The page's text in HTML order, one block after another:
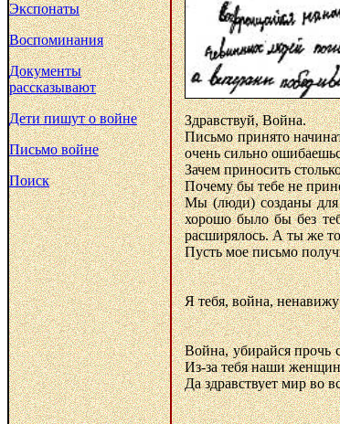
Экспонаты
Воспоминания
Документы
рассказывают
Дети пишут о войне
Письмо войне
Поиск
Здравствуй, Война.
Письмо принято
очень сильно
Зачем приносить
Почему бы тебе не
Мы (люди) созданы для
хорошо было бы без
расширялось. А ты же
Пусть мое письмо
Я тебя, война,
Война, убирайся прочь
Из-за тебя наши
Да здравствует мир во